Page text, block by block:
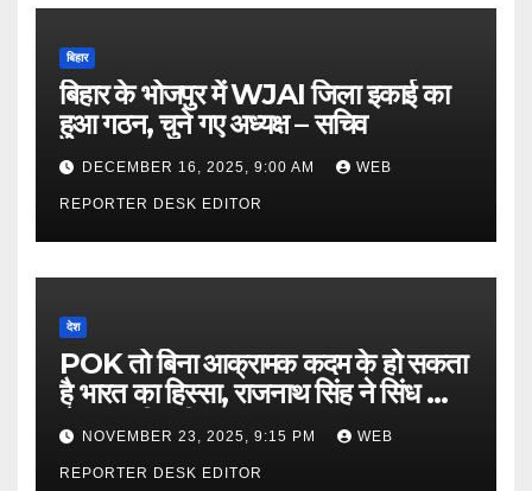
बिहार
बिहार के भोजपुर में WJAI जिला इकाई का
हुआ गठन, चुने गए अध्यक्ष – सचिव
DECEMBER 16, 2025, 9:00 AM WEB
REPORTER DESK EDITOR
देश
POK तो बिना आक्रामक कदम के हो सकता
है भारत का हिस्सा, राजनाथ सिंह ने सिंध को
लेकर कही बड़ी बात…
NOVEMBER 23, 2025, 9:15 PM WEB
REPORTER DESK EDITOR